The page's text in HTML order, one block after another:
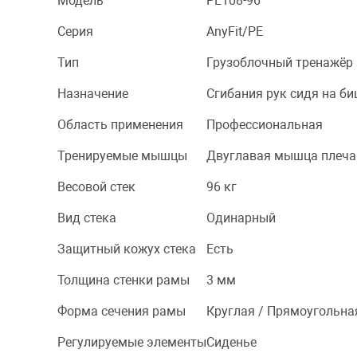
Серия AnyFit/PE
Тип Грузоблочный тренажёр
Назначение Сгибания рук сидя на
Область применения Профессиональная
Тренируемые мышцы Двуглавая мышца плеча
Весовой стек 96 кг
Вид стека Одинарный
Защитный кожух стека Есть
Толщина стенки рамы 3 мм
Форма сечения рамы Круглая /
Регулируемые элементыСиденье